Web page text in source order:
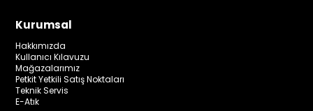
Kurumsal
Hakkımızda
Kullanıcı Kılavuzu
Mağazalarımız
Petkit Yetkili Satış Noktaları
Teknik Servis
E-Atık